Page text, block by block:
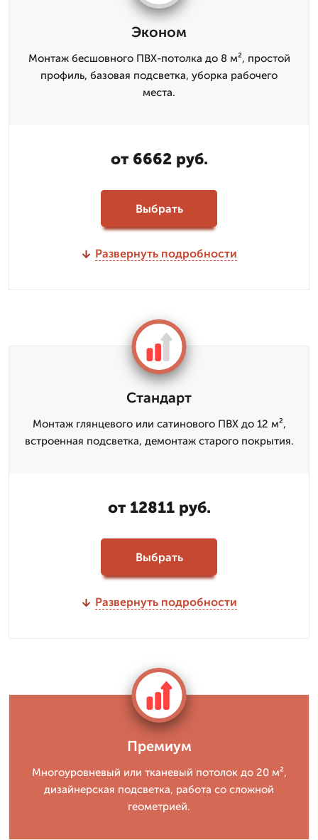
Эконом
Монтаж бесшовного ПВХ-потолка до 8 м², простой
профиль, базовая подсветка, уборка рабочего
места.
от 6662 руб.
Выбрать
Развернуть подробности
Стандарт
Монтаж глянцевого или сатинового ПВХ до 12 м²,
встроенная подсветка, демонтаж старого покрытия.
от 12811 руб.
Выбрать
Развернуть подробности
Премиум
Многоуровневый или тканевый потолок до 20 м²,
дизайнерская подсветка, работа со сложной
геометрией.